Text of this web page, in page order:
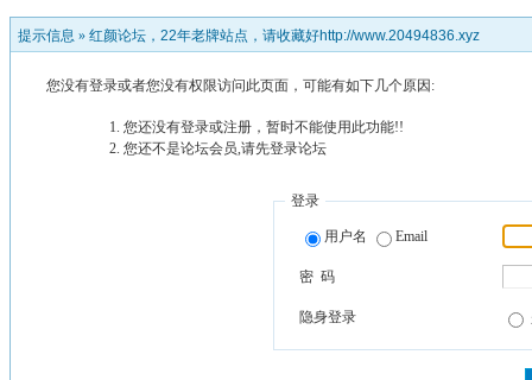
提示信息 » 红颜论坛，22年老牌站点，请收藏好http://www.20494836.xyz
您没有登录或者您没有权限访问此页面，可能有如下几个原因:
您还没有登录或注册，暂时不能使用此功能!!
您还不是论坛会员,请先登录论坛
登录
用户名 Email
密 码
隐身登录